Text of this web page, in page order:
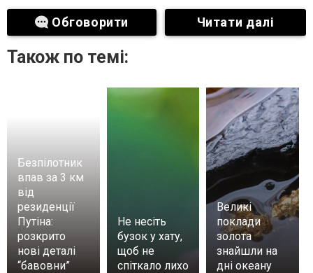
Обговорити Читати далі
Також по темі:
Безпілотник
впав за 3 км
від
резиденції
Путіна:
розкрито
нові деталі
“бавовни”
Не несіть
бузок у хату,
щоб не
спіткало лихо
Великі
поклади
золота
знайшли на
дні океану